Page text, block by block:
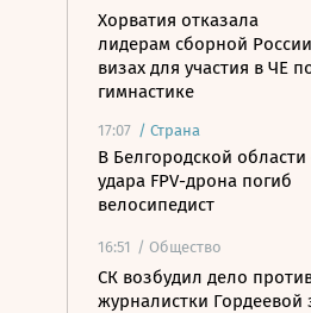
Хорватия отказала
лидерам сборной
визах для участия в ЧЕ
гимнастике
17:07 / Страна
В Белгородской области
удара FPV-дрона погиб
велосипедист
16:51 / Общество
СК возбудил дело
журналистки Гордеевой